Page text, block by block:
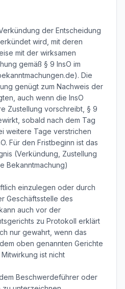
der Entscheidung
wird, mit deren
mit der wirksamen
gemäß § 9 InsO im
Die
genügt zum Nachweis der
auch wenn die InsO
Zustellung vorschreibt, § 9
sobald nach dem Tag
weitere Tage verstrichen
Für den Fristbeginn ist das
(Verkündung, Zustellung
Bekanntmachung)
einzulegen oder durch
Geschäftsstelle des
auch vor der
zu Protokoll erklärt
nur gewahrt, wenn das
oben genannten Gerichte
ist nicht
Beschwerdeführer oder